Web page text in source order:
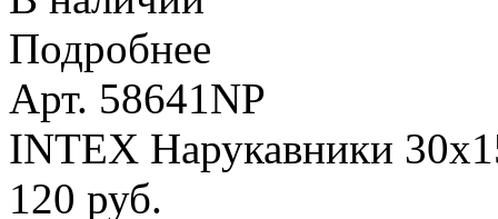
Подробнее
Арт. 58641NP
INTEX Нарукавники
120 руб.